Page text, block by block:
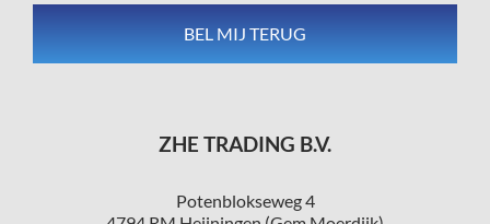
ZHE TRADING B.V.
Potenblokseweg 4